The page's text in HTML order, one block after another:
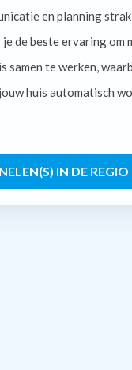
en planning strak
de beste ervaring om
samen te werken,
huis automatisch
IN DE REGIO